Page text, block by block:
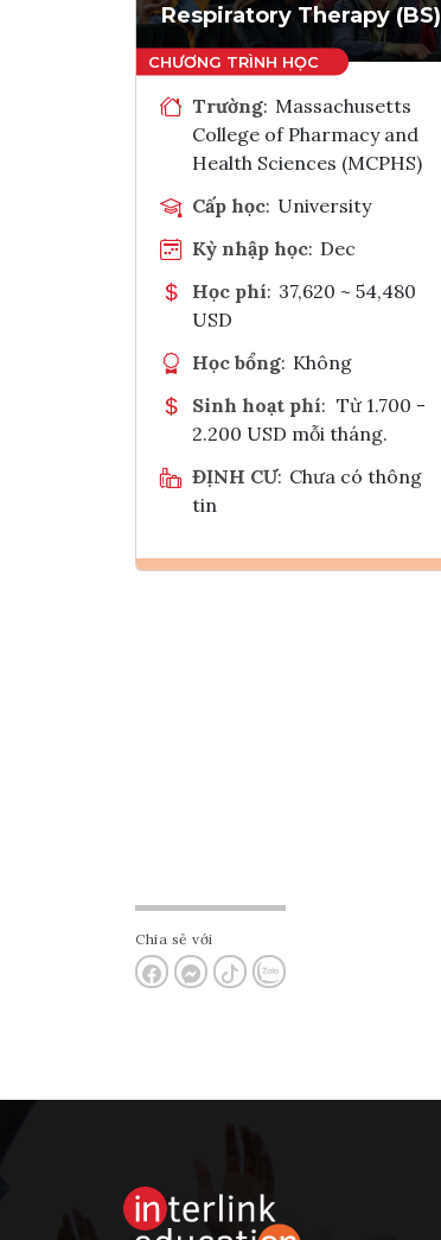
Respiratory Therapy (BS)
Trường: Massachusetts
College of Pharmacy and
Health Sciences (MCPHS)
Cấp học: University
Kỳ nhập học: Dec
Học phí: 37,620 ~ 54,480
USD
Học bổng: Không
Sinh hoạt phí: Từ 1.700 -
2.200 USD mỗi tháng.
ĐỊNH CƯ: Chưa có thông
tin
Chia sẻ với